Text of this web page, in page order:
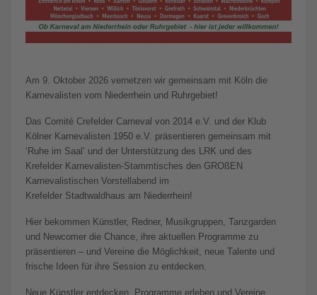
Am 9. Oktober 2026 vernetzen wir gemeinsam mit Köln die
Karnevalisten vom Niederrhein und Ruhrgebiet!
Das Comité Crefelder Carneval von 2014 e.V. und der Klub
Kölner Karnevalisten 1950 e.V. präsentieren gemeinsam mit
‘Ruhe im Saal’ und der Unterstützung des LRK und des
Krefelder Karnevalisten-Stammtisches den GROßEN
Karnevalistischen Vorstellabend im
Krefelder Stadtwaldhaus am Niederrhein!
Hier bekommen Künstler, Redner, Musikgruppen, Tanzgarden
und Newcomer die Chance, ihre aktuellen Programme zu
präsentieren – und Vereine die Möglichkeit, neue Talente und
frische Ideen für ihre Session zu entdecken.
Neue Künstler entdecken, Programme erleben und Vereine